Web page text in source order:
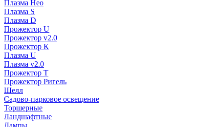
Плазма Нео
Плазма S
Плазма D
Прожектор U
Прожектор v2.0
Прожектор К
Плазма U
Плазма v2.0
Прожектор Т
Прожектор Ригель
Шелл
Садово-парковое освещение
Торшерные
Ландшафтные
Лампы